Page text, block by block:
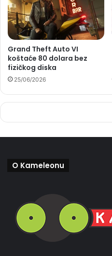
Grand Theft Auto VI
koštaće 80 dolara bez
fizičkog diska
25/06/2026
O Kameleonu